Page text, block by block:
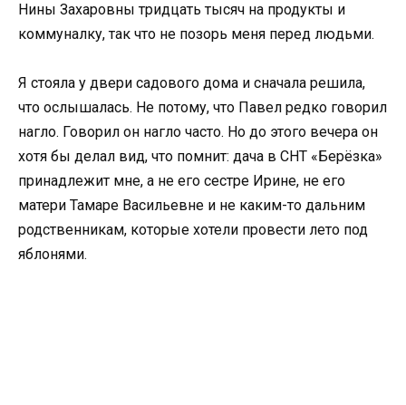
Нины Захаровны тридцать тысяч на продукты и
коммуналку, так что не позорь меня перед людьми.
Я стояла у двери садового дома и сначала решила,
что ослышалась. Не потому, что Павел редко говорил
нагло. Говорил он нагло часто. Но до этого вечера он
хотя бы делал вид, что помнит: дача в СНТ «Берёзка»
принадлежит мне, а не его сестре Ирине, не его
матери Тамаре Васильевне и не каким-то дальним
родственникам, которые хотели провести лето под
яблонями.